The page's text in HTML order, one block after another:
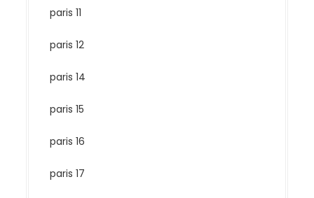
paris 11
paris 12
paris 14
paris 15
paris 16
paris 17